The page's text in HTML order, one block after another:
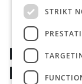
kg
STRIKT